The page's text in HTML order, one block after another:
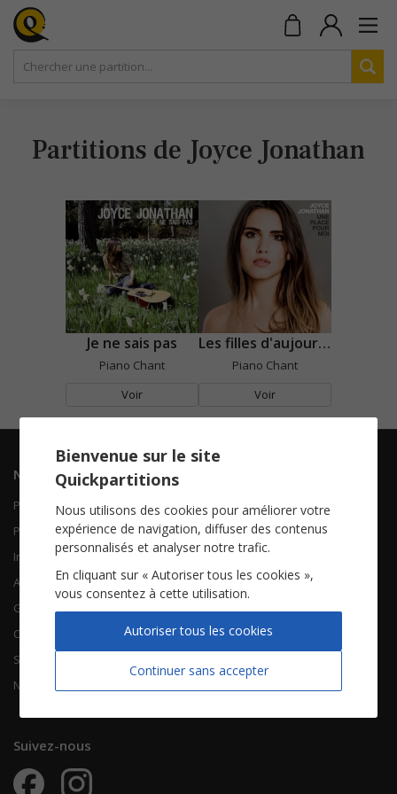
Partitions de Joyce Jonathan
Je ne sais pas
Piano Chant
Voir
Les filles d'aujourd'hui
Piano Chant
Voir
Navigation
Piano Chant
Piano Solo
Instruments solistes
Accordéon
Guitare
Chorales
Songbooks
Nouvelles partitions
Contactez-nous
Qui sommes-nous
FAQ
À propos
CGV
Mentions légales
Vie privée
Suivez-nous
Bienvenue sur le site
Quickpartitions
Nous utilisons des cookies pour améliorer votre
expérience de navigation, diffuser des contenus
personnalisés et analyser notre trafic.
En cliquant sur « Autoriser tous les cookies »,
vous consentez à cette utilisation.
Continuer sans accepter
Autoriser tous les cookies